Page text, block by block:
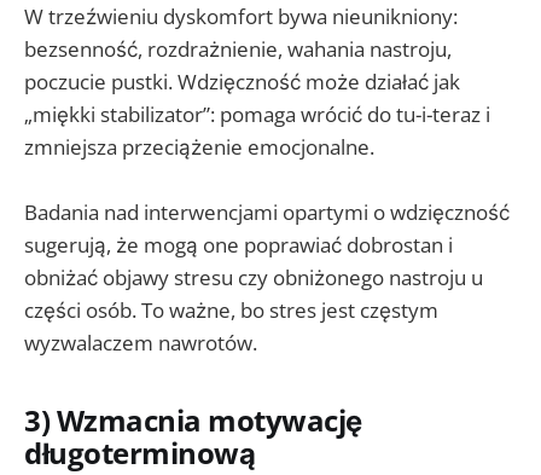
W trzeźwieniu dyskomfort bywa nieunikniony:
bezsenność, rozdrażnienie, wahania nastroju,
poczucie pustki. Wdzięczność może działać jak
„miękki stabilizator”: pomaga wrócić do tu-i-teraz i
zmniejsza przeciążenie emocjonalne.
Badania nad interwencjami opartymi o wdzięczność
sugerują, że mogą one poprawiać dobrostan i
obniżać objawy stresu czy obniżonego nastroju u
części osób. To ważne, bo stres jest częstym
wyzwalaczem nawrotów.
3) Wzmacnia motywację
długoterminową